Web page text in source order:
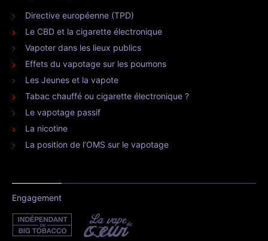
Directive européenne (TPD)
Le CBD et la cigarette électronique
Vapoter dans les lieux publics
Effets du vapotage sur les poumons
Les Jeunes et la vapote
Tabac chauffé ou cigarette électronique ?
Le vapotage passif
La nicotine
La position de l’OMS sur le vapotage
Engagement